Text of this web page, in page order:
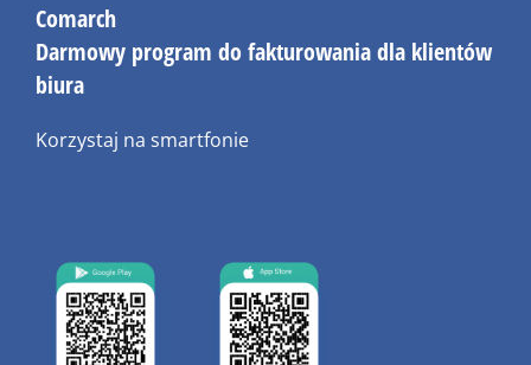
Comarch
Darmowy program do fakturowania dla klientów
biura
Korzystaj na smartfonie